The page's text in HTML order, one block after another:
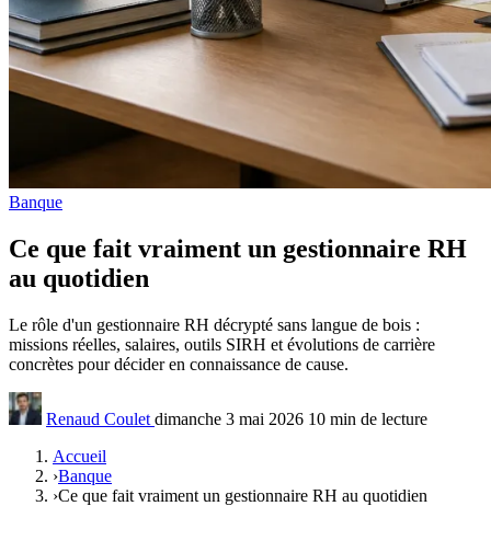
Banque
Ce que fait vraiment un gestionnaire RH
au quotidien
Le rôle d'un gestionnaire RH décrypté sans langue de bois :
missions réelles, salaires, outils SIRH et évolutions de carrière
concrètes pour décider en connaissance de cause.
Renaud Coulet dimanche 3 mai 2026 10 min de lecture
Accueil
›Banque
›Ce que fait vraiment un gestionnaire RH au quotidien